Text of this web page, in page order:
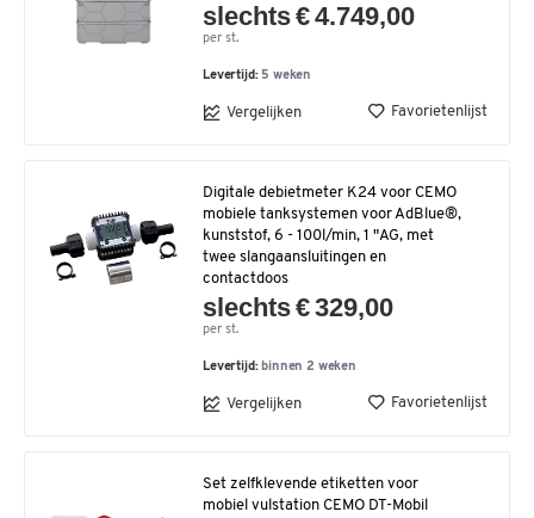
slechts € 4.749,00
per st.
Levertijd: 5 weken
Vergelijken Favorietenlijst
Digitale debietmeter K24 voor CEMO
mobiele tanksystemen voor AdBlue®,
kunststof, 6 - 100l/min, 1 "AG, met
twee slangaansluitingen en
contactdoos
slechts € 329,00
per st.
Levertijd: binnen 2 weken
Vergelijken Favorietenlijst
Set zelfklevende etiketten voor
mobiel vulstation CEMO DT-Mobil